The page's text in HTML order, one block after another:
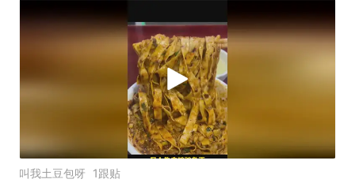
叫我土豆包呀 1跟贴